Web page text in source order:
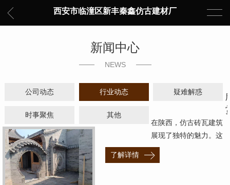
西安市临潼区新丰秦鑫仿古建材厂
新闻中心
NEWS
公司动态 行业动态 疑难解惑
时事聚焦 其他
在陕西，仿古砖瓦建筑
展现了独特的魅力。这
些古老而优雅的建筑风
格…
了解详情